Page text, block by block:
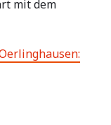
mit dem